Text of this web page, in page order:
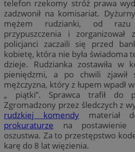
telefon rzekomy stróż prawa
zadzwonił na komisariat.
mężem rudzianki, od razu
przypuszczenia i zorganizował
policjanci zaczaili się przed
kobietę, która nie była świadoma
dzieje. Rudzianka zostawiła w
pieniędzmi, a po chwili
mężczyzna, który z łupem wpadł
„ piątki”. Sprawca trafił do
Zgromadzony przez śledczych z
rudzkiej komendymateriał
prokuraturze na postawienie
oszustwa. Za to przestępstwo
karę do 8 lat więzienia.